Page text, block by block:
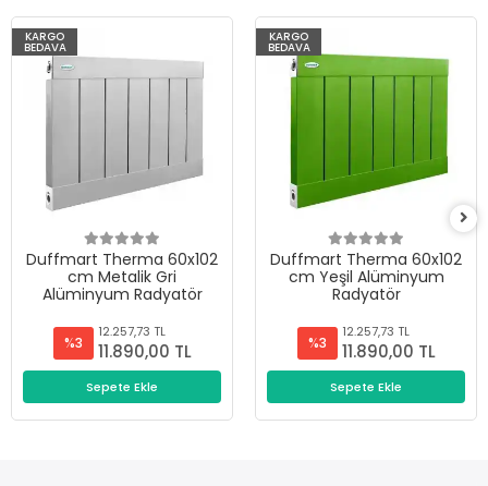
KARGO
BEDAVA
Duffmart Therma 60x102
cm Metalik Gri
Alüminyum Radyatör
%3
12.257,73 TL
11.890,00 TL
Sepete Ekle
KARGO
BEDAVA
Duffmart Therma 60x102
cm Yeşil Alüminyum
Radyatör
%3
12.257,73 TL
11.890,00 TL
Sepete Ekle